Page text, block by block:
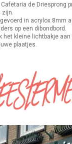
Cafetaria de Driesprong
in acrylox 8mm
op een dibondbord.
het kleine lichtbakje
plaatjes.